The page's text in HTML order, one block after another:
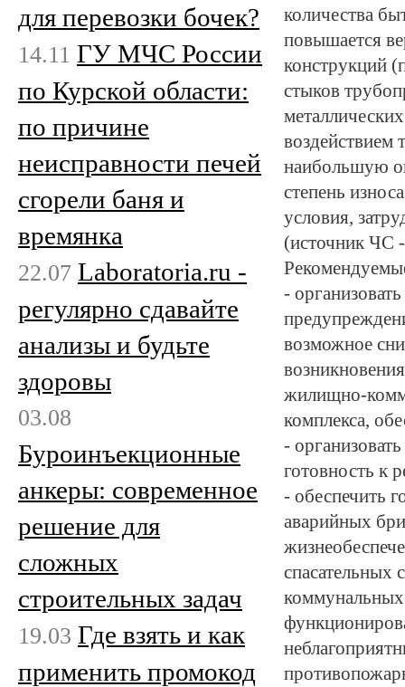
количества
повышается
конструкций
стыков
воздействием
наибольшую
степень
условия,
(источник ЧС
-
возможное
жилищно-
комплекса,
-
готовность к
- обеспечить
аварийных
для перевозки бочек?
14.11 ГУ МЧС России
по Курской области:
по причине
неисправности печей
сгорели баня и
времянка
22.07 Laboratoria.ru -
регулярно сдавайте
анализы и будьте
здоровы
03.08
Буроинъекционные
анкеры: современное
решение для
сложных
строительных задач
19.03 Где взять и как
применить промокод